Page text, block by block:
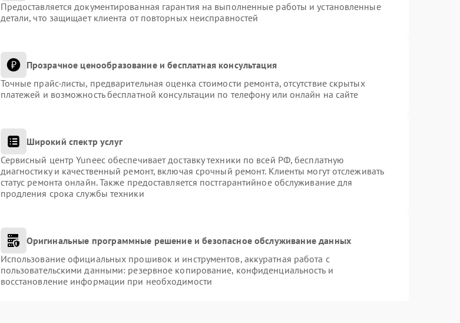
Предоставляется документированная гарантия на выполненные работы и установленные
детали, что защищает клиента от повторных неисправностей
Прозрачное ценообразование и бесплатная консультация
Точные прайс-листы, предварительная оценка стоимости ремонта, отсутствие скрытых
платежей и возможность бесплатной консультации по телефону или онлайн на сайте
Широкий спектр услуг
Сервисный центр Yuneec обеспечивает доставку техники по всей РФ, бесплатную
диагностику и качественный ремонт, включая срочный ремонт. Клиенты могут отслеживать
статус ремонта онлайн. Также предоставляется постгарантийное обслуживание для
продления срока службы техники
Оригинальные программные решение и безопасное обслуживание данных
Использование официальных прошивок и инструментов, аккуратная работа с
пользовательскими данными: резервное копирование, конфиденциальность и
восстановление информации при необходимости